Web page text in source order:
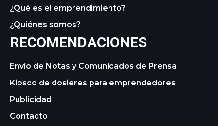
¿Qué es el emprendimiento?
¿Quiénes somos?
RECOMENDACIONES
Envío de Notas y Comunicados de Prensa
Kiosco de dosieres para emprendedores
Publicidad
Contacto